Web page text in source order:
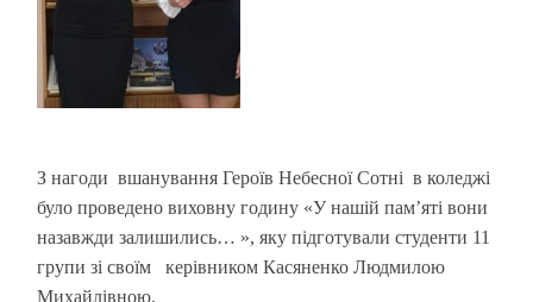
З нагоди вшанування Героїв Небесної Сотні в коледжі
було проведено виховну годину «У нашій пам’яті вони
назавжди залишились… », яку підготували студенти 11
групи зі своїм керівником Касяненко Людмилою
Михайлівною.